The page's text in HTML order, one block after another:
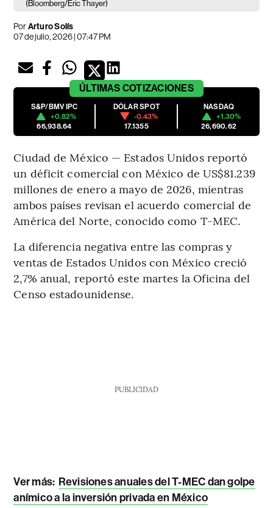
(Bloomberg/Eric Thayer)
PorArturo Solís
07 de julio, 2026 | 07:47 PM
ÚLTIMAS COTIZACIONES
S&P/BMV IPC
+0.82%
66,938.64
DÓLAR SPOT
-0.43%
17.1355
NASDAQ
+1.30%
26,690.62
Ciudad de México — Estados Unidos reportó
un déficit comercial con México de US$81.239
millones de enero a mayo de 2026, mientras
ambos países revisan el acuerdo comercial de
América del Norte, conocido como T-MEC.
La diferencia negativa entre las compras y
ventas de Estados Unidos con México creció
2,7% anual, reportó este martes la Oficina del
Censo estadounidense.
PUBLICIDAD
Ver más: Revisiones anuales del T-MEC dan golpe
anímico a la inversión privada en México